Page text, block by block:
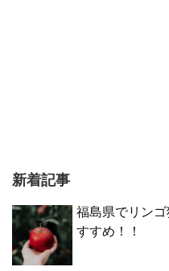
新着記事
福島県でリン
すすめ！！